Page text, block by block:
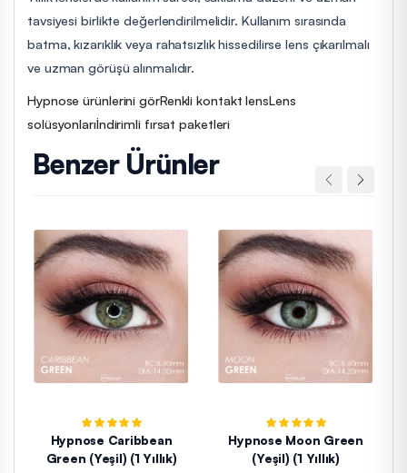
tavsiyesi birlikte değerlendirilmelidir. Kullanım sırasında
batma, kızarıklık veya rahatsızlık hissedilirse lens çıkarılmalı
ve uzman görüşü alınmalıdır.
Hypnose ürünlerini görRenkli kontakt lensLens
solüsyonlarıİndirimli fırsat paketleri
Benzer Ürünler
Hypnose Caribbean
Green (Yeşil) (1 Yıllık)
Hypnose Moon Green
(Yeşil) (1 Yıllık)